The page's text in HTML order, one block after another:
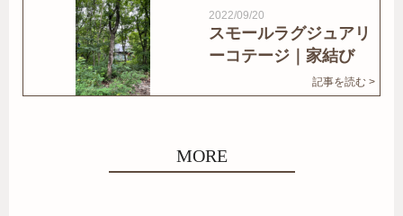
2022/09/20
スモールラグジュアリ
ーコテージ｜家結び
記事を読む >
MORE